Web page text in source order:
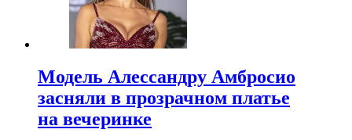
Модель Алессандру Амбросио
засняли в прозрачном платье
на вечеринке